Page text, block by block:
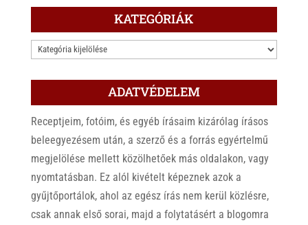
KATEGÓRIÁK
KATEGÓRIÁK
ADATVÉDELEM
Receptjeim, fotóim, és egyéb írásaim kizárólag írásos
beleegyezésem után, a szerző és a forrás egyértelmű
megjelölése mellett közölhetőek más oldalakon, vagy
nyomtatásban. Ez alól kivételt képeznek azok a
gyűjtőportálok, ahol az egész írás nem kerül közlésre,
csak annak első sorai, majd a folytatásért a blogomra